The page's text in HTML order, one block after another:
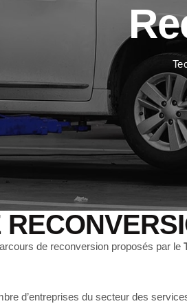
de reconversion proposés par le
d’entreprises du secteur des